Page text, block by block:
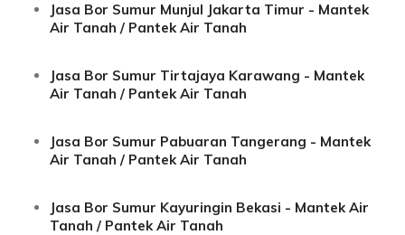
Jasa Bor Sumur Munjul Jakarta Timur - Mantek
Air Tanah / Pantek Air Tanah
Jasa Bor Sumur Tirtajaya Karawang - Mantek
Air Tanah / Pantek Air Tanah
Jasa Bor Sumur Pabuaran Tangerang - Mantek
Air Tanah / Pantek Air Tanah
Jasa Bor Sumur Kayuringin Bekasi - Mantek Air
Tanah / Pantek Air Tanah